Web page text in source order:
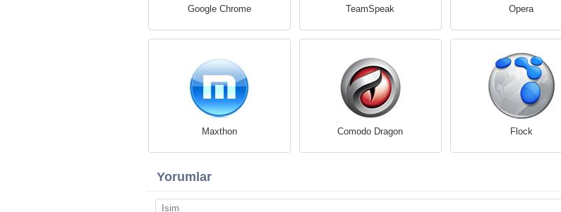
Google Chrome TeamSpeak Opera
Maxthon Comodo Dragon Flock
Yorumlar